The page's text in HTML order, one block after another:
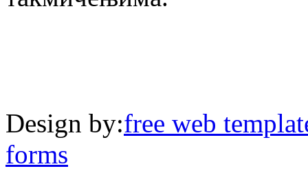
Design by:free web
forms